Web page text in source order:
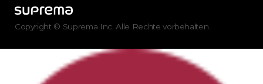
Copyright © Suprema Inc. Alle Rechte vorbehalten.